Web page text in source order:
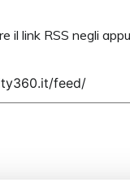
il link RSS negli